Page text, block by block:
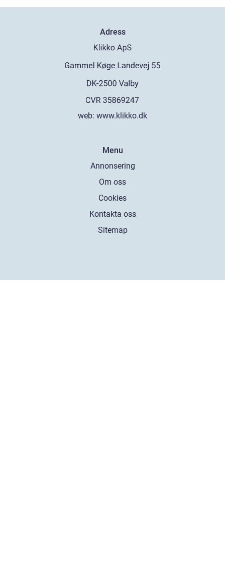
Adress
web: www.klikko.dk
Menu
Annonsering
Om oss
Cookies
Kontakta oss
Sitemap